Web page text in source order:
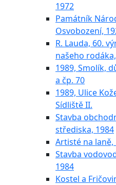
1972
Památník
Osvobození,
R. Lauda, 60.
našeho
1989, Smolík,
a čp. 70
1989, Ulice
Sídliště II.
Stavba
střediska, 1984
Artisté na laně,
Stavba
1984
Kostel a